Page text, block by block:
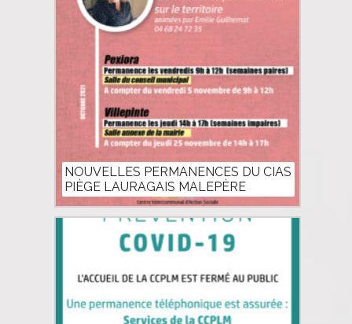
NOUVELLES PERMANENCES DU CIAS
PIÈGE LAURAGAIS MALEPÈRE